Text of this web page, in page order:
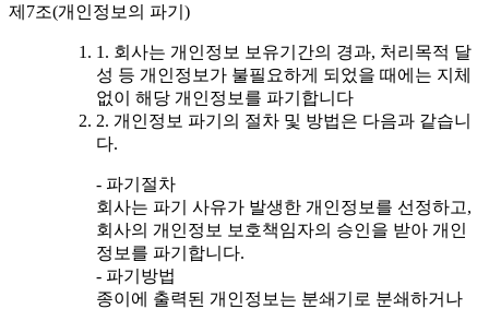
제7조(개인정보의 파기)
1. 회사는 개인정보 보유기간의 경과, 처리목적 달
성 등 개인정보가 불필요하게 되었을 때에는 지체
없이 해당 개인정보를 파기합니다
2. 개인정보 파기의 절차 및 방법은 다음과 같습니
다.
- 파기절차
회사는 파기 사유가 발생한 개인정보를 선정하고,
회사의 개인정보 보호책임자의 승인을 받아 개인
정보를 파기합니다.
- 파기방법
종이에 출력된 개인정보는 분쇄기로 분쇄하거나